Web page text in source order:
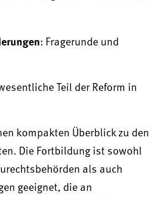
: Fragerunde und
Teil der Reform in
kompakten Überblick zu den
Die Fortbildung ist sowohl
als auch
geeignet, die an